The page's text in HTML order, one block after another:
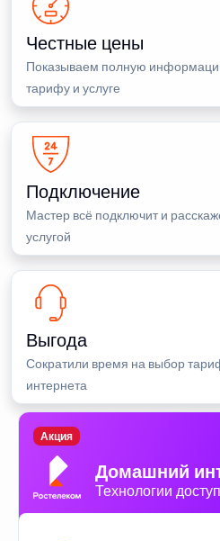
Честные цены
Показываем полную
тарифу и услуге
Подключение
Мастер всё подключит и
услугой
Выгода
Сократили время на выбор
интернета
Домашний
Технологии
Акция